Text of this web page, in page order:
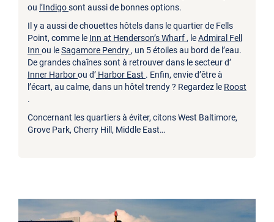
ou l’Indigosont aussi de bonnes options.
Il y a aussi de chouettes hôtels dans le quartier de Fells
Point, comme le Inn at Henderson’s Wharf, leAdmiral Fell
Inn ou leSagamore Pendry, un 5 étoiles au bord de l’eau.
De grandes chaînes sont à retrouver dans le secteur d’
Inner Harborou d’ Harbor East . Enfin, envie d’être à
l’écart, au calme, dans un hôtel trendy ? Regardez le Roost
.
Concernant les quartiers à éviter, citons West Baltimore,
Grove Park, Cherry Hill, Middle East…